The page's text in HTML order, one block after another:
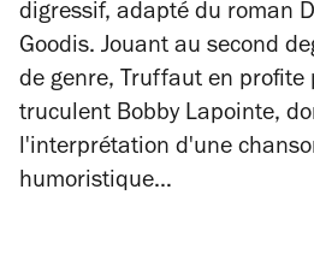
digressif, adapté du roman
Goodis. Jouant au second
de genre, Truffaut en profite
truculent Bobby Lapointe,
l'interprétation d'une
humoristique…